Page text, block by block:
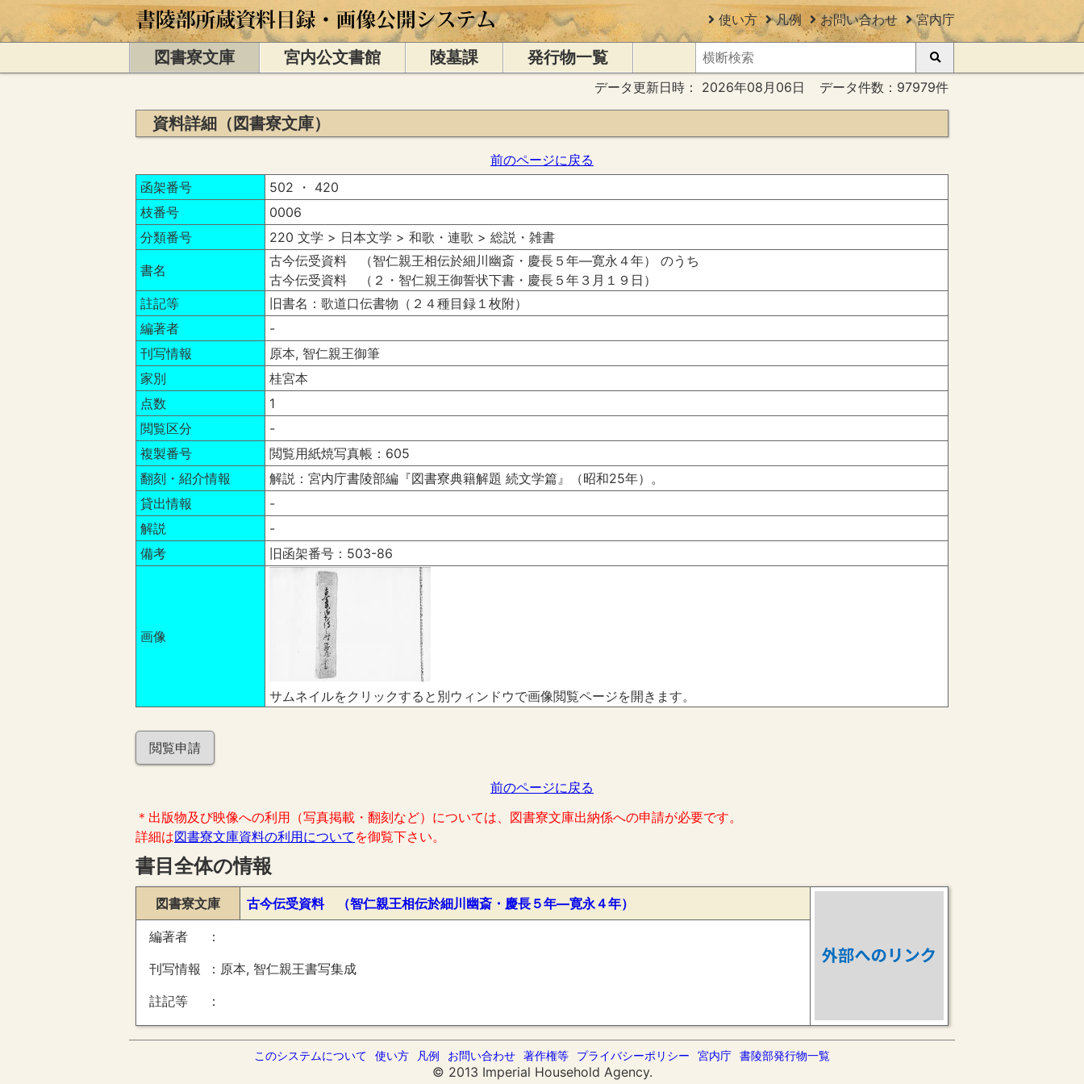
使い方 凡例 お問い合わせ 宮内庁
図書寮文庫 宮内公文書館 陵墓課 発行物一覧
データ更新日時： 2026年08月06日 データ件数：97979件
資料詳細（図書寮文庫）
前のページに戻る
函架番号
502 ・ 420
枝番号
0006
分類番号
220 文学 > 日本文学 > 和歌・連歌 > 総説・雑書
書名
古今伝受資料 （智仁親王相伝於細川幽斎・慶長５年―寛永４年） のうち
古今伝受資料 （２・智仁親王御誓状下書・慶長５年３月１９日）
註記等
旧書名：歌道口伝書物（２４種目録１枚附）
編著者
-
刊写情報
原本, 智仁親王御筆
家別
桂宮本
点数
1
閲覧区分
-
複製番号
閲覧用紙焼写真帳：605
翻刻・紹介情報
解説：宮内庁書陵部編『図書寮典籍解題 続文学篇』（昭和25年）。
貸出情報
-
解説
-
備考
旧函架番号：503-86
画像
サムネイルをクリックすると別ウィンドウで画像閲覧ページを開きます。
閲覧申請
前のページに戻る
＊出版物及び映像への利用（写真掲載・翻刻など）については、図書寮文庫出納係への申請が必要です。
詳細は図書寮文庫資料の利用について を御覧下さい。
書目全体の情報
図書寮文庫 古今伝受資料 （智仁親王相伝於細川幽斎・慶長５年―寛永４年）
編著者
刊写情報
原本, 智仁親王書写集成
註記等
このシステムについて 使い方 凡例 お問い合わせ 著作権等 プライバシーポリシー 宮内庁 書陵部発行物一覧
© 2013 Imperial Household Agency.